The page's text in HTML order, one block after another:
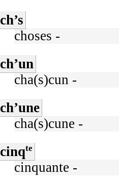
ch’s
choses -
ch’un
cha(s)cun -
ch’une
cha(s)cune -
cinqte
cinquante -